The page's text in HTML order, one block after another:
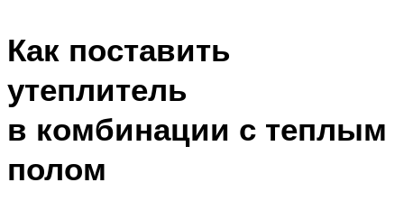
Как поставить
утеплитель
в комбинации с теплым
полом